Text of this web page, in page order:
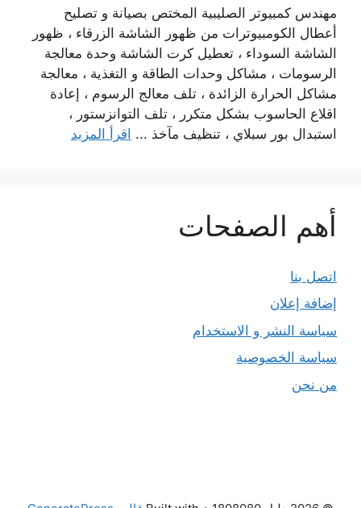
مهندس كمبيوتر الصليبية المختص بصيانة و تصليح
أعطال الكومبيوترات من ظهور الشاشة الزرقاء ، ظهور
الشاشة السوداء ، تعطيل كرت الشاشة وحدة معالجة
الرسومات ، مشاكل وحدات الطاقة و التغذية ، معالجة
مشاكل الحرارة الزائدة ، تلف معالج الرسوم ، إعادة
اقلاع الحاسوب بشكل متكرر ، تلف التوانزستور ،
استبدال بور سبلاي ، تنظيف مآخذ ... اقرأ المزيد
أهم الصفحات
اتصل بنا
إضافة إعلان
سياسة النشر و الاستخدام
سياسة الخصوصية
من نحن